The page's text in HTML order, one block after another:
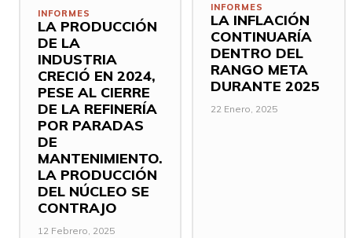
INFORMES
LA PRODUCCIÓN
DE LA
INDUSTRIA
CRECIÓ EN 2024,
PESE AL CIERRE
DE LA REFINERÍA
POR PARADAS
DE
MANTENIMIENTO.
LA PRODUCCIÓN
DEL NÚCLEO SE
CONTRAJO
12 Febrero, 2025
INFORMES
LA INFLACIÓN
CONTINUARÍA
DENTRO DEL
RANGO META
DURANTE 2025
22 Enero, 2025